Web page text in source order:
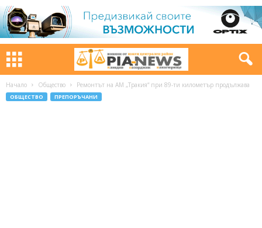
Начало Общество Ремонтът на АМ „Тракия“ при 89-ти километър продължава
ОБЩЕСТВО ПРЕПОРЪЧАНИ